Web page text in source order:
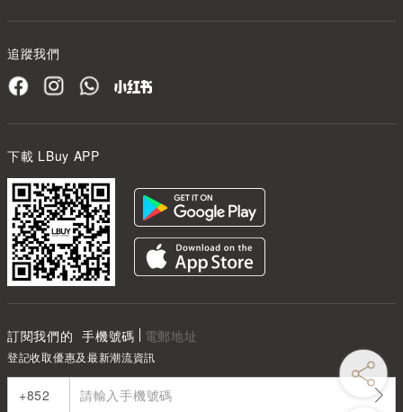
追蹤我們
下載 LBuy APP
訂閱我們的 手機號碼 電郵地址
登記收取優惠及最新潮流資訊